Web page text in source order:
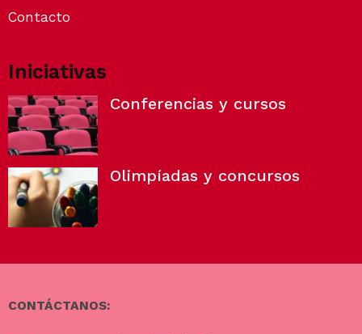
Contacto
Iniciativas
Conferencias y cursos
Olimpíadas y concursos
CONTÁCTANOS: